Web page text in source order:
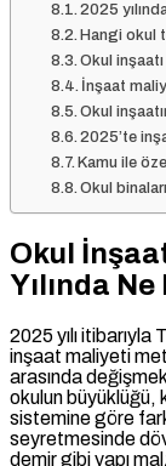
2025
Hangi okul
Okul
İnşaat
Okul
2025’te
Kamu ile
Okul
Okul
Yılında
2025 yılı
inşaat maliyeti
arasında
okulun büyüklüğü,
sistemine göre
seyretmesinde
demir gibi yapı